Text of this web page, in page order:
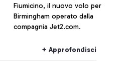
Fiumicino, il nuovo volo per
Birmingham operato dalla
compagnia Jet2.com.
+ Approfondisci